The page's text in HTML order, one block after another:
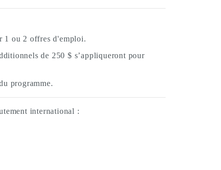
1 ou 2 offres d'emploi.
de 250 $ s’appliqueront pour
programme.
international :